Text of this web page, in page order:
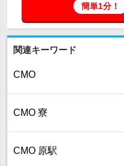
簡単1分！
関連キーワード
CMO
CMO 寮
CMO 原駅